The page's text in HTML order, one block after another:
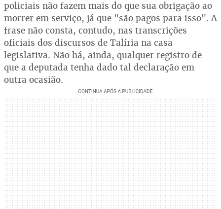
policiais não fazem mais do que sua obrigação ao
morrer em serviço, já que "são pagos para isso". A
frase não consta, contudo, nas transcrições
oficiais dos discursos de Talíria na casa
legislativa. Não há, ainda, qualquer registro de
que a deputada tenha dado tal declaração em
outra ocasião.